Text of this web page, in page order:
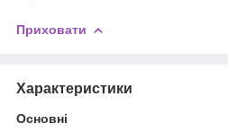
Приховати
Характеристики
Основні